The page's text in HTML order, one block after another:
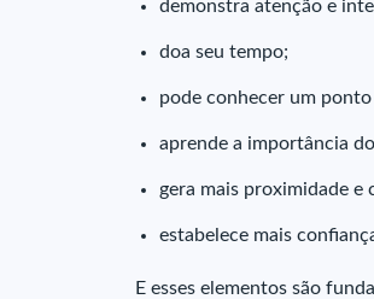
demonstra atenção e
doa seu tempo;
pode conhecer um
aprende a importância
gera mais proximidade e
estabelece mais
E esses elementos são